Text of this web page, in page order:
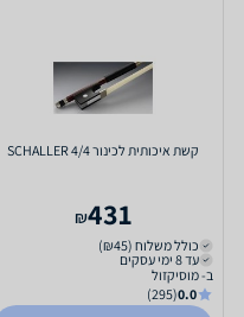
קשת איכותית לכינור 4/4 SCHALLER
431
₪
כולל משלוח (₪45)
עד 8 ימי עסקים
ב- מוסיקזול
0.0
(295)